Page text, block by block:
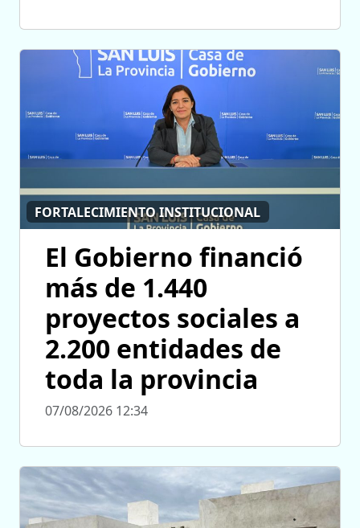
FORTALECIMIENTO INSTITUCIONAL
El Gobierno financió
más de 1.440
proyectos sociales a
2.200 entidades de
toda la provincia
07/08/2026 12:34